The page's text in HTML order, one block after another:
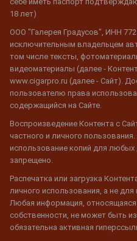
18 лет)
ООО "Галерея Градусов", ИНН
исключительным владельцем
том числе тексты,
видеоматериалы (далее -
www.cigarpro.ru (далее - Сайт).
пользователю права
содержащийся на Сайте.
Воспроизведение Контента с
частного и личного
использование копий для любых
запрещено.
Распечатка или загрузка
личного использования, а не
Любая информация,
собственности, не может быть
обязательна активная